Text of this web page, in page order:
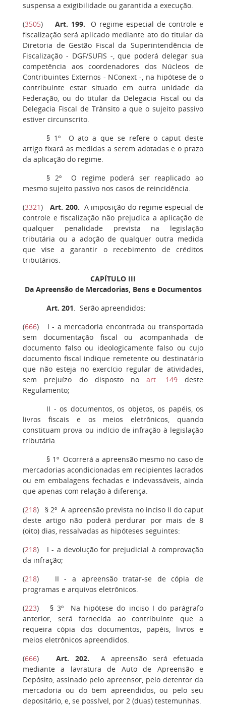
suspensa a exigibilidade ou garantida a execução.
(3505) Art. 199. O regime especial de controle e
fiscalização será aplicado mediante ato do titular da
Diretoria de Gestão Fiscal da Superintendência de
Fiscalização - DGF/SUFIS -, que poderá delegar sua
competência aos coordenadores dos Núcleos de
Contribuintes Externos - NConext -, na hipótese de o
contribuinte estar situado em outra unidade da
Federação, ou do titular da Delegacia Fiscal ou da
Delegacia Fiscal de Trânsito a que o sujeito passivo
estiver circunscrito.
§ 1º O ato a que se refere o caput deste
artigo fixará as medidas a serem adotadas e o prazo
da aplicação do regime.
§ 2º
O regime poderá ser reaplicado ao
mesmo sujeito passivo nos casos de reincidência.
(3321) Art. 200. A imposição do regime especial de
controle e fiscalização não prejudica a aplicação de
qualquer penalidade prevista na legislação
tributária ou a adoção de qualquer outra medida
que vise a garantir o recebimento de créditos
tributários.
CAPÍTULO III
Da Apreensão de Mercadorias, Bens e Documentos
Art. 201. Serão apreendidos:
(666) I - a mercadoria encontrada ou transportada
sem documentação fiscal ou acompanhada de
documento falso ou ideologicamente falso ou cujo
documento fiscal indique remetente ou destinatário
que não esteja no exercício regular de atividades,
sem prejuízo do disposto noart. 149deste
Regulamento;
II - os documentos, os objetos, os papéis, os
livros fiscais e os meios eletrônicos, quando
constituam prova ou indício de infração à legislação
tributária.
§ 1º Ocorrerá a apreensão mesmo no caso de
mercadorias acondicionadas em recipientes lacrados
ou em embalagens fechadas e indevassáveis, ainda
que apenas com relação à diferença.
(218) § 2º A apreensão prevista no inciso II do caput
deste artigo não poderá perdurar por mais de 8
(oito) dias, ressalvadas as hipóteses seguintes:
(218) I- a devolução for prejudicial à comprovação
da infração;
(218) II - a apreensão tratar-se de cópia de
programas e arquivos eletrônicos.
(223) § 3ºNa hipótese do inciso I do parágrafo
anterior, será fornecida ao contribuinte que a
requeira cópia dos documentos, papéis, livros e
meios eletrônicos apreendidos.
(666)Art. 202. A apreensão será efetuada
mediante a lavratura de Auto de Apreensão e
Depósito, assinado pelo apreensor, pelo detentor da
mercadoria ou do bem apreendidos, ou pelo seu
depositário, e, se possível, por 2 (duas) testemunhas.